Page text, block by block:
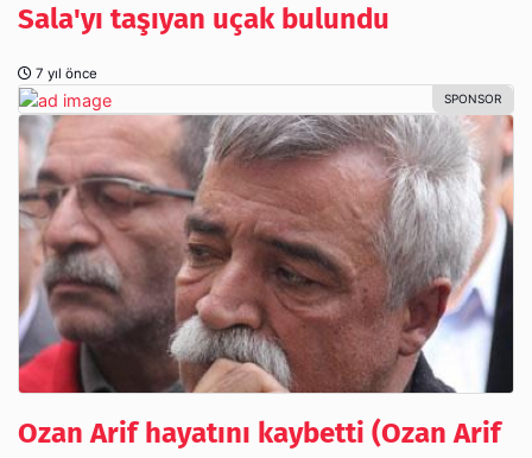
Sala'yı taşıyan uçak bulundu
7 yıl önce
Ozan Arif hayatını kaybetti (Ozan Arif